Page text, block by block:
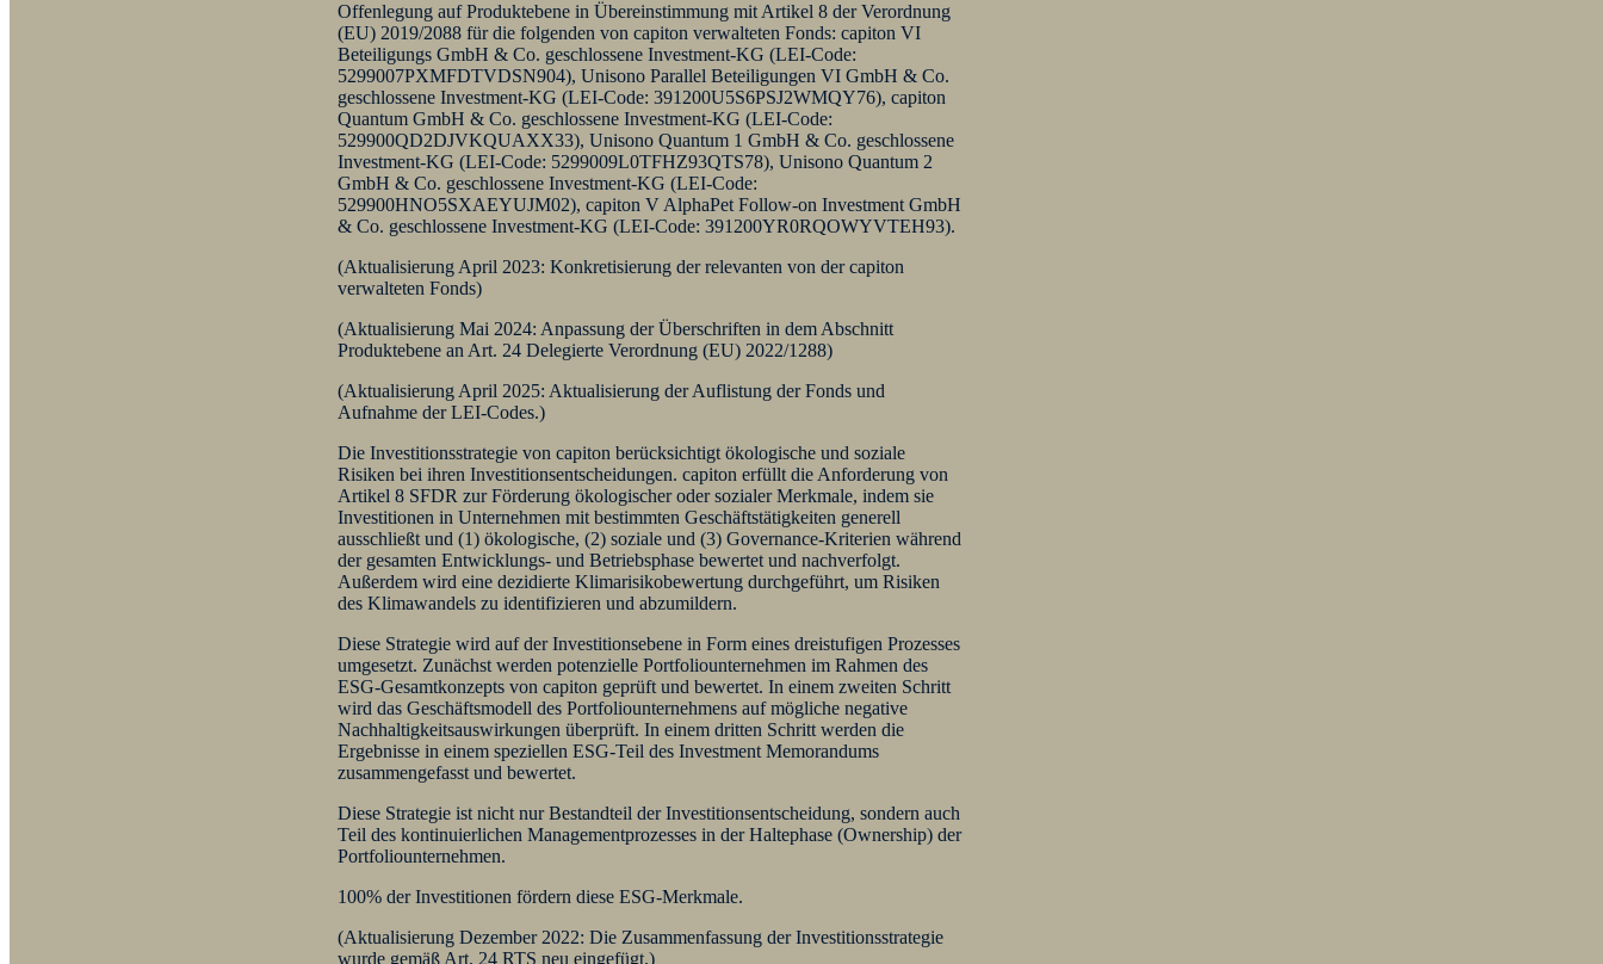
Offenlegung auf Produktebene in Übereinstimmung mit Artikel 8 der Verordnung
(EU) 2019/2088 für die folgenden von capiton verwalteten Fonds: capiton VI
Beteiligungs GmbH & Co. geschlossene Investment-KG (LEI-Code:
5299007PXMFDTVDSN904), Unisono Parallel Beteiligungen VI GmbH & Co.
geschlossene Investment-KG (LEI-Code: 391200U5S6PSJ2WMQY76), capiton
Quantum GmbH & Co. geschlossene Investment-KG (LEI-Code:
529900QD2DJVKQUAXX33), Unisono Quantum 1 GmbH & Co. geschlossene
Investment-KG (LEI-Code: 5299009L0TFHZ93QTS78), Unisono Quantum 2
GmbH & Co. geschlossene Investment-KG (LEI-Code:
529900HNO5SXAEYUJM02), capiton V AlphaPet Follow-on Investment GmbH
& Co. geschlossene Investment-KG (LEI-Code: 391200YR0RQOWYVTEH93).
(Aktualisierung April 2023: Konkretisierung der relevanten von der capiton
verwalteten Fonds)
(Aktualisierung Mai 2024: Anpassung der Überschriften in dem Abschnitt
Produktebene an Art. 24 Delegierte Verordnung (EU) 2022/1288)
(Aktualisierung April 2025: Aktualisierung der Auflistung der Fonds und
Aufnahme der LEI-Codes.)
Die Investitionsstrategie von capiton berücksichtigt ökologische und soziale
Risiken bei ihren Investitionsentscheidungen. capiton erfüllt die Anforderung von
Artikel 8 SFDR zur Förderung ökologischer oder sozialer Merkmale, indem sie
Investitionen in Unternehmen mit bestimmten Geschäftstätigkeiten generell
ausschließt und (1) ökologische, (2) soziale und (3) Governance-Kriterien während
der gesamten Entwicklungs- und Betriebsphase bewertet und nachverfolgt.
Außerdem wird eine dezidierte Klimarisikobewertung durchgeführt, um Risiken
des Klimawandels zu identifizieren und abzumildern.
Diese Strategie wird auf der Investitionsebene in Form eines dreistufigen Prozesses
umgesetzt. Zunächst werden potenzielle Portfoliounternehmen im Rahmen des
ESG-Gesamtkonzepts von capiton geprüft und bewertet. In einem zweiten Schritt
wird das Geschäftsmodell des Portfoliounternehmens auf mögliche negative
Nachhaltigkeitsauswirkungen überprüft. In einem dritten Schritt werden die
Ergebnisse in einem speziellen ESG-Teil des Investment Memorandums
zusammengefasst und bewertet.
Diese Strategie ist nicht nur Bestandteil der Investitionsentscheidung, sondern auch
Teil des kontinuierlichen Managementprozesses in der Haltephase (Ownership) der
Portfoliounternehmen.
100% der Investitionen fördern diese ESG-Merkmale.
(Aktualisierung Dezember 2022: Die Zusammenfassung der Investitionsstrategie
wurde gemäß Art. 24 RTS neu eingefügt.)